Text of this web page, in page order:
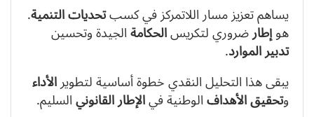
يساهم تعزيز مسار اللاتمركز في كسبتحدياتالتنمية.
هوإطارضروري لتكريسالحكامةالجيدة وتحسين
تدبيرالموارد.
يبقى هذا التحليل النقدي خطوة أساسية لتطويرالأداء
وتحقيقالأهدافالوطنية فيالإطارالقانونيالسليم.